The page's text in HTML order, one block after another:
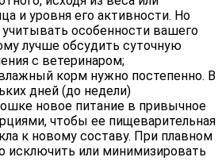
и уровня его активности. Но
учитывать особенности вашего
лучше обсудить суточную
с ветеринаром;
корм нужно постепенно. В
дней (до недели)
новое питание в привычное
чтобы ее пищеварительная
к новому составу. При плавном
исключить или минимизировать